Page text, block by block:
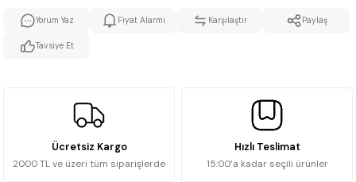
Yorum Yaz Fiyat Alarmı Karşılaştır Paylaş
Tavsiye Et
Ücretsiz Kargo
2000 TL ve üzeri tüm siparişlerde
Hızlı Teslimat
15:00’a kadar seçili ürünler